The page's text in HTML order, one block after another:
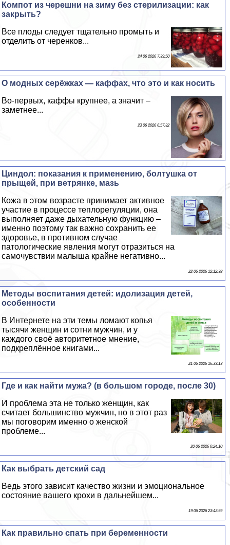
Компот из черешни на зиму без стерилизации: как
закрыть?
Все плоды следует тщательно промыть и
отделить от черенков...
24 06 2026 7:39:50
О модных серёжках — каффах, что это и как носить
Во-первых, каффы крупнее, а значит –
заметнее...
23 06 2026 6:57:32
Циндол: показания к применению, болтушка от
прыщей, при ветрянке, мазь
Кожа в этом возрасте принимает активное
участие в процессе теплорегуляции, она
выполняет даже дыхательную функцию –
именно поэтому так важно сохранить ее
здоровье, в противном случае
патологические явления могут отразиться на
самочувствии малыша крайне негативно...
22 06 2026 12:12:38
Методы воспитания детей: идолизация детей,
особенности
В Интернете на эти темы ломают копья
тысячи женщин и сотни мужчин, и у
каждого своё авторитетное мнение,
подкреплённое книгами...
21 06 2026 16:33:13
Где и как найти мужа? (в большом городе, после 30)
И проблема эта не только женщин, как
считает большинство мужчин, но в этот раз
мы поговорим именно о женской
проблеме...
20 06 2026 0:24:10
Как выбрать детский сад
Ведь этого зависит качество жизни и эмоциональное
состояние вашего крохи в дальнейшем...
19 06 2026 23:43:59
Как правильно спать при беременности